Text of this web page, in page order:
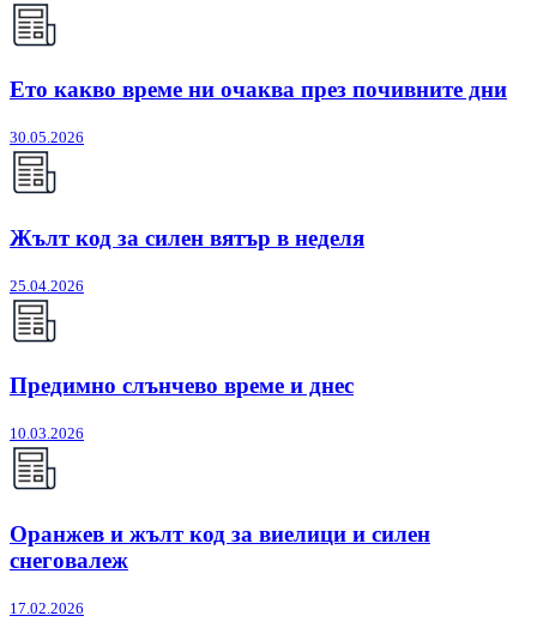
Ето какво време ни очаква през почивните дни
30.05.2026
Жълт код за силен вятър в неделя
25.04.2026
Предимно слънчево време и днес
10.03.2026
Оранжев и жълт код за виелици и силен
снеговалеж
17.02.2026